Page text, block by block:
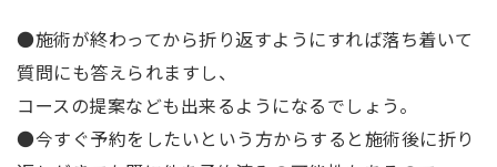
●施術が終わってから折り返すようにすれば落ち着いて
質問にも答えられますし、
コースの提案なども出来るようになるでしょう。
●今すぐ予約をしたいという方からすると施術後に折り